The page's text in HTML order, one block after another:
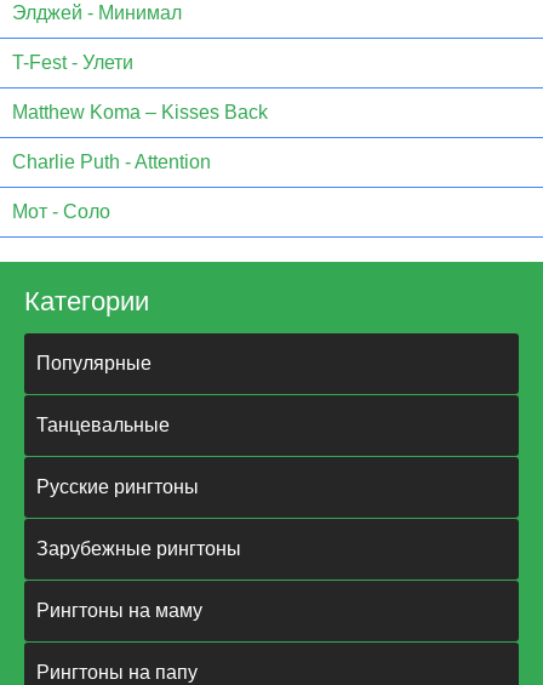
Элджей - Минимал
T-Fest - Улети
Matthew Koma – Kisses Back
Charlie Puth - Attention
Мот - Соло
Категории
Популярные
Танцевальные
Русские рингтоны
Зарубежные рингтоны
Рингтоны на маму
Рингтоны на папу